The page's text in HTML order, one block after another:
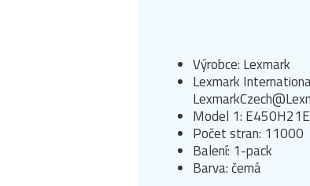
Výrobce: Lexmark
Lexmark
Model 1: E450H21E
Počet stran: 11000
Balení: 1-pack
Barva: černá